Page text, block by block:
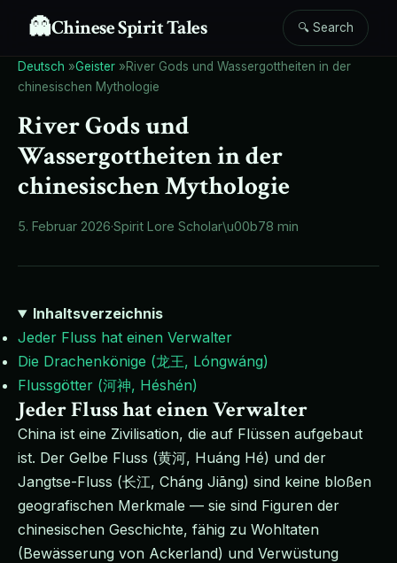
👻Chinese Spirit Tales 🔍 Search
Deutsch »Geister »River Gods und Wassergottheiten in der
chinesischen Mythologie
River Gods und
Wassergottheiten in der
chinesischen Mythologie
5. Februar 2026·Spirit Lore Scholar\u00b78 min
Inhaltsverzeichnis
Jeder Fluss hat einen Verwalter
Die Drachenkönige (龙王, Lóngwáng)
Flussgötter (河神, Héshén)
Jeder Fluss hat einen Verwalter
China ist eine Zivilisation, die auf Flüssen aufgebaut
ist. Der Gelbe Fluss (黄河, Huáng Hé) und der
Jangtse-Fluss (长江, Cháng Jiāng) sind keine bloßen
geografischen Merkmale — sie sind Figuren der
chinesischen Geschichte, fähig zu Wohltaten
(Bewässerung von Ackerland) und Verwüstung